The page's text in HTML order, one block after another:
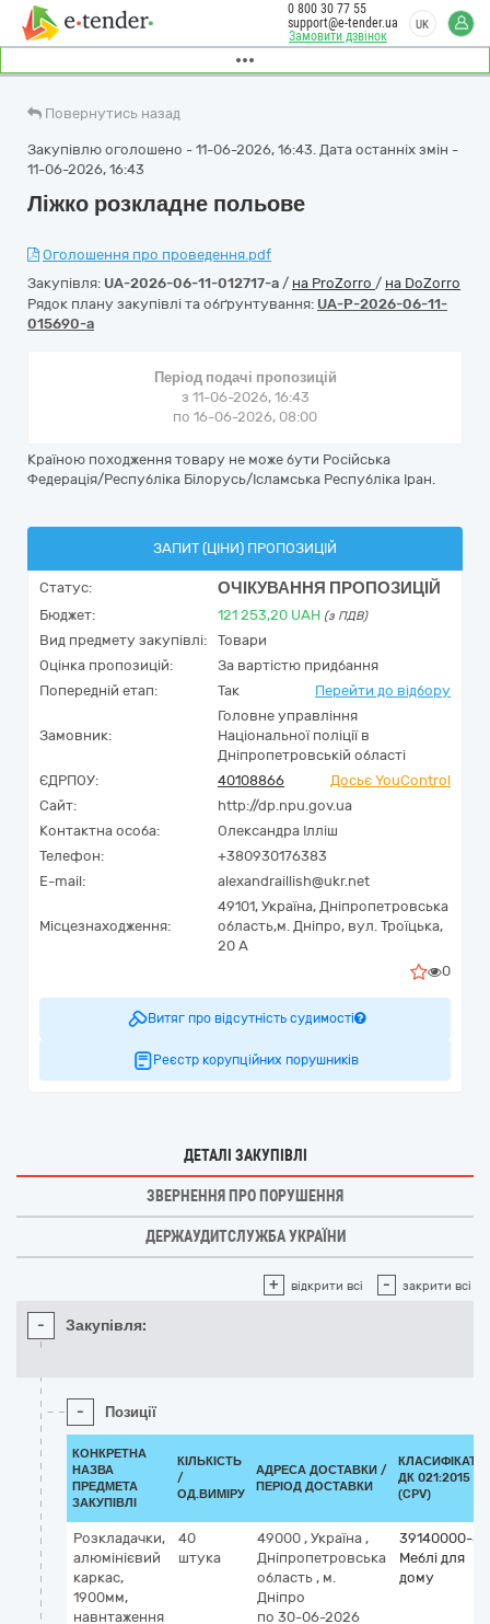
Замовити дзвінок
0 800 30 77 55
support@e-tender.ua
UK
Повернутись назад
Закупівлю оголошено - 11-06-2026, 16:43. Дата останніх змін -
11-06-2026, 16:43
Ліжко розкладне польове
Оголошення про проведення.pdf
Закупівля: UA-2026-06-11-012717-a / на ProZorro / на DoZorro
Рядок плану закупівлі та обґрунтування: UA-P-2026-06-11-
015690-a
Період подачі пропозицій
з 11-06-2026, 16:43
по 16-06-2026, 08:00
Країною походження товару не може бути Російська
Федерація/Республіка Білорусь/Ісламська Республіка Іран.
ЗАПИТ (ЦІНИ) ПРОПОЗИЦІЙ
Статус: ОЧІКУВАННЯ ПРОПОЗИЦІЙ
Бюджет: 121 253,20 UAH (з ПДВ)
Вид предмету закупівлі:
Товари
Оцінка пропозицій:
За вартістю придбання
Попередній етап:
Так Перейти до відбору
Замовник:
Головне управління
Національної поліції в
Дніпропетровській області
ЄДРПОУ:
40108866
Досьє YouControl
Сайт:
http://dp.npu.gov.ua
Контактна особа:
Олександра Ілліш
Телефон:
+380930176383
E-mail:
alexandraillish@ukr.net
Місцезнаходження:
49101, Україна, Дніпропетровська
область,м. Дніпро, вул. Троїцька,
20 А
0
Витяг про відсутність судимості
Реєстр корупційних порушників
ДЕТАЛІ ЗАКУПІВЛІ
ЗВЕРНЕННЯ ПРО ПОРУШЕННЯ
ДЕРЖАУДИТСЛУЖБА УКРАЇНИ
+ відкрити всі - закрити всі
- Закупівля:
- Позиції
КОНКРЕТНА
НАЗВА
ПРЕДМЕТА
ЗАКУПІВЛІ
КІЛЬКІСТЬ
/
ОД.ВИМІРУ
АДРЕСА ДОСТАВКИ /
ПЕРІОД ДОСТАВКИ
ДК 021:2015
(CPV)
Розкладачки,
алюмінієвий
каркас,
1900мм,
навнтаження
40
штука
49000 , Україна ,
Дніпропетровська
область , м.
Дніпро
по 30-06-2026
39140000-5
Меблі для
дому